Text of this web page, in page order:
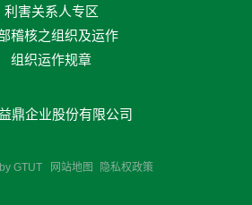
利害关系人专区
稽核之组织及运作
组织运作规章
GTUT 网站地图 隐私权政策